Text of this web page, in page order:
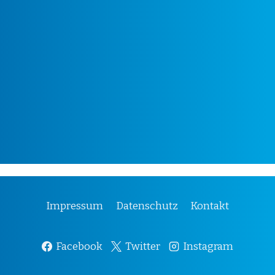
Impressum Datenschutz Kontakt
Facebook Twitter Instagram